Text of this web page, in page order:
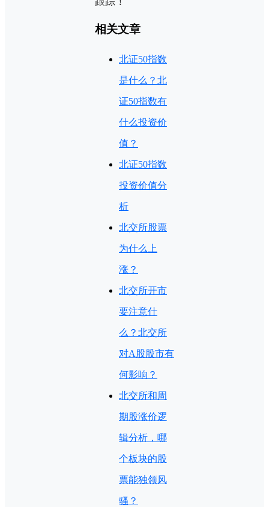
相关文章
北证50指数
是什么？北
证50指数有
什么投资价
值？
北证50指数
投资价值分
析
北交所股票
为什么上
涨？
北交所开市
要注意什
么？北交所
对A股股市有
何影响？
北交所和周
期股涨价逻
辑分析，哪
个板块的股
票能独领风
骚？